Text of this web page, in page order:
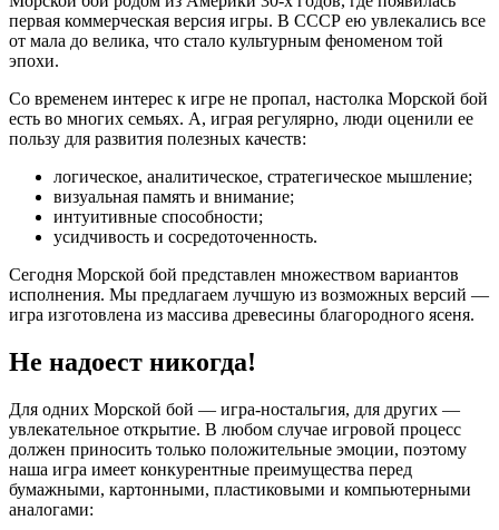
первая коммерческая версия игры. В СССР ею увлекались все
от мала до велика, что стало культурным феноменом той
эпохи.
Со временем интерес к игре не пропал, настолка Морской бой
есть во многих семьях. А, играя регулярно, люди оценили ее
пользу для развития полезных качеств:
логическое, аналитическое, стратегическое мышление;
визуальная память и внимание;
интуитивные способности;
усидчивость и сосредоточенность.
Сегодня Морской бой представлен множеством вариантов
исполнения. Мы предлагаем лучшую из возможных версий —
игра изготовлена из массива древесины благородного ясеня.
Не надоест никогда!
Для одних Морской бой — игра-ностальгия, для других —
увлекательное открытие. В любом случае игровой процесс
должен приносить только положительные эмоции, поэтому
наша игра имеет конкурентные преимущества перед
бумажными, картонными, пластиковыми и компьютерными
аналогами: